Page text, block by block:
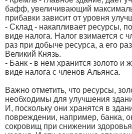
бафф, увеличивающий
прибавки зависит от уровня
- Склад - накапливает ресурсы,
виде налога. Налог взимается с
раз при добыче ресурса, а его
Великий Князь.
- Банк - в нем хранится золото и
виде налога с членов Альянса.
Важно отметить, что ресурсы,
необходимы для улучшения
И, поскольку они хранятся в
повреждении, например, банка,
сокровищ при снижении